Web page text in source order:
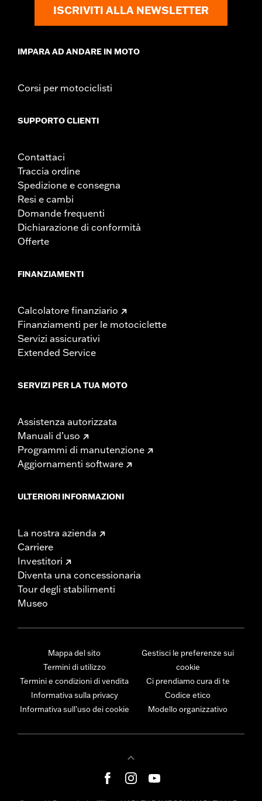
ISCRIVITI ALLA NEWSLETTER
IMPARA AD ANDARE IN MOTO
Corsi per motociclisti
SUPPORTO CLIENTI
Contattaci
Traccia ordine
Spedizione e consegna
Resi e cambi
Domande frequenti
Dichiarazione di conformità
Offerte
FINANZIAMENTI
Calcolatore finanziario
Finanziamenti per le motociclette
Servizi assicurativi
Extended Service
SERVIZI PER LA TUA MOTO
Assistenza autorizzata
Manuali d’uso
Programmi di manutenzione
Aggiornamenti software
ULTERIORI INFORMAZIONI
La nostra azienda
Carriere
Investitori
Diventa una concessionaria
Tour degli stabilimenti
Museo
Mappa del sito
Termini di utilizzo
Termini e condizioni di vendita
Informativa sulla privacy
Informativa sull’uso dei cookie
Gestisci le preferenze sui
cookie
Ci prendiamo cura di te
Codice etico
Modello organizzativo